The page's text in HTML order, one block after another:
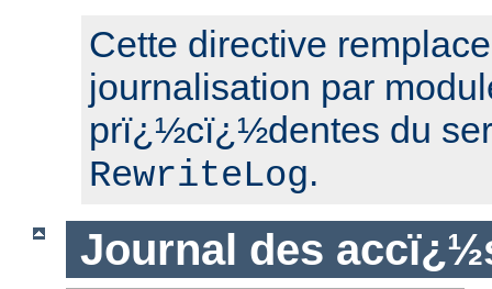
Cette directive
journalisation par
prï¿½cï¿½dentes du
RewriteLog.
Journal des